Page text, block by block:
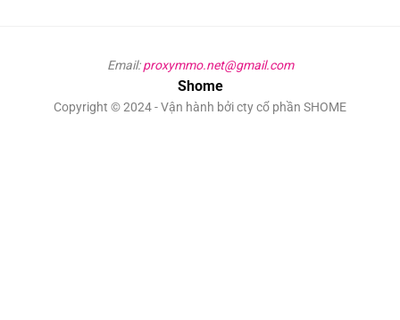
Email:proxymmo.net@gmail.com
Shome
Copyright © 2024 - Vận hành bởi cty cổ phần SHOME